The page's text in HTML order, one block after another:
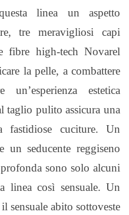
linea un aspetto
tre meravigliosi capi
fibre high-tech Novarel
la pelle, a combattere
estetica
taglio pulito assicura una
fastidiose cuciture. Un
un seducente reggiseno
sono solo alcuni
linea così sensuale. Un
sensuale abito sottoveste